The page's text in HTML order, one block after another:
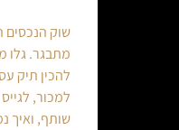
שוק הנכסים
מתבגר. גלו
להכין תיק
למכור,
שותף, ואיך